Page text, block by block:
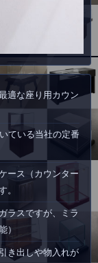
適な座り用カウン
ている当社の定番
ース（カウンター
。
ラスですが、ミラ
）
き出しや物入れが